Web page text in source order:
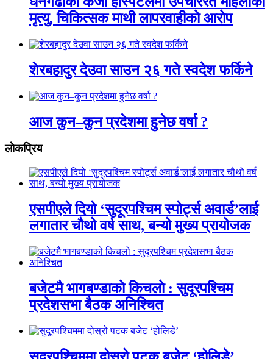
मृत्यु, चिकित्सक माथी लापरवाहीको आरोप
शेरबहादुर देउवा साउन २६ गते स्वदेश फर्किने
आज कुन–कुन प्रदेशमा हुनेछ वर्षा ?
लाेकप्रिय
एसपीएले दियो ‘सुदूरपश्चिम स्पोर्ट्स अवार्ड’लाई
लगातार चौथो वर्ष साथ, बन्यो मुख्य प्रायोजक
बजेटमै भागबण्डाको किचलो : सुदूरपश्चिम
प्रदेशसभा बैठक अनिश्चित